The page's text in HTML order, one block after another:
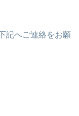
記へご連絡をお願